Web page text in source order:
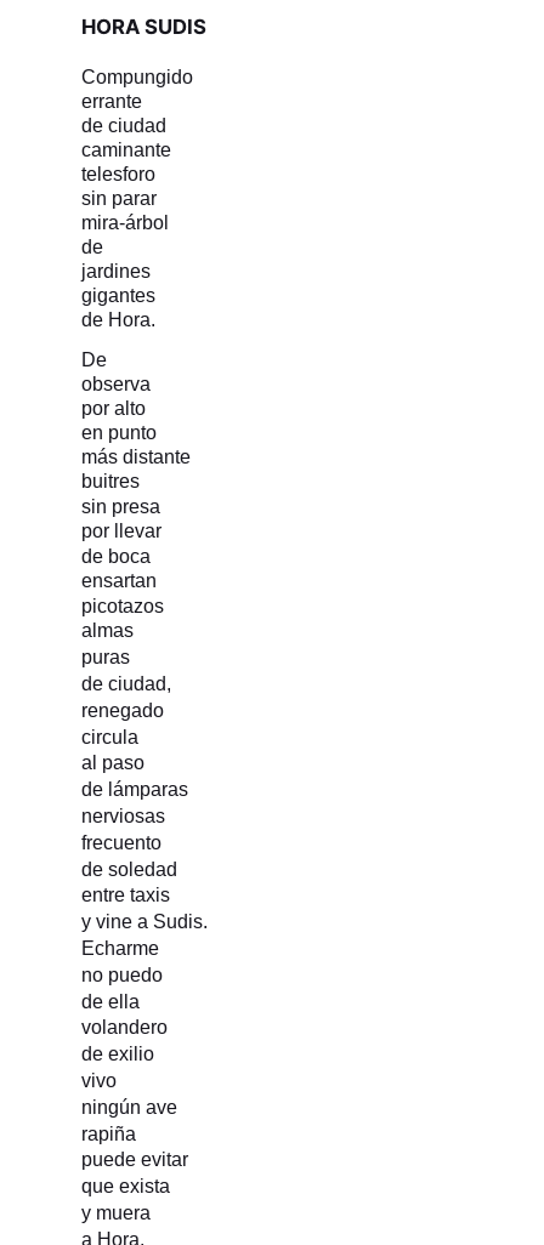
HORA SUDIS
Compungido
errante
de ciudad
caminante
telesforo
sin parar
mira-árbol
de
jardines
gigantes
de Hora.
De
observa
por alto
en punto
más distante
buitres
sin presa
por llevar
de boca
ensartan
picotazos
almas
puras
de ciudad,
renegado
circula
al paso
de lámparas
nerviosas
frecuento
de soledad
entre taxis
y vine a Sudis.
Echarme
no puedo
de ella
volandero
de exilio
vivo
ningún ave
rapiña
puede evitar
que exista
y muera
a Hora.